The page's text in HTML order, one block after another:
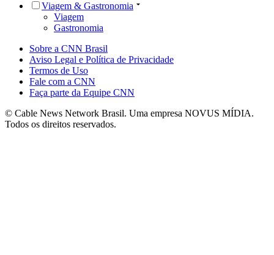
Viagem & Gastronomia
Viagem
Gastronomia
Sobre a CNN Brasil
Aviso Legal e Política de Privacidade
Termos de Uso
Fale com a CNN
Faça parte da Equipe CNN
© Cable News Network Brasil. Uma empresa NOVUS MÍDIA.
Todos os direitos reservados.